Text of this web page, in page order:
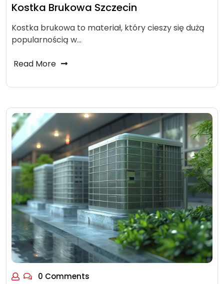
Kostka Brukowa Szczecin
Kostka brukowa to materiał, który cieszy się dużą
popularnością w…
Read More
0 Comments